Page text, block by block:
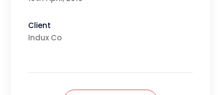
Client
Indux Co